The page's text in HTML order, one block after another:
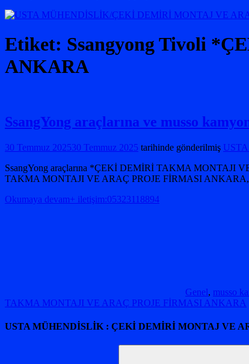
Etiket: Ssangyong Tivoli
ANKARA
SsangYong araçlarına ve musso
30 Temmuz 202530 Temmuz 2025 tarihinde gönderilmiş
SsangYong araçlarına *ÇEKİ DEMİRİ TAKMA MONTAJI
TAKMA MONTAJI VE ARAÇ PROJE FİRMASI
Okumaya devam+ iletişim:05323118894
Genel, musso
TAKMA MONTAJI VE ARAÇ PROJE FİRMASI ANKARA
USTA MÜHENDİSLİK : ÇEKİ DEMİRİ MONTAJ VE